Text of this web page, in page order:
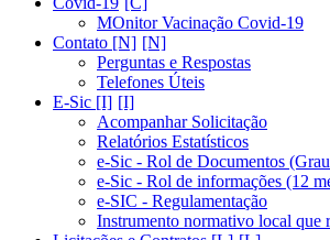
MOnitor Vacinação Covid-19
Contato [N]
Perguntas e Respostas
Telefones Úteis
E-Sic [I]
Acompanhar Solicitação
Relatórios Estatísticos
e-Sic - Rol de Documentos
e-Sic - Rol de informações (12
e-SIC - Regulamentação
Instrumento normativo local que